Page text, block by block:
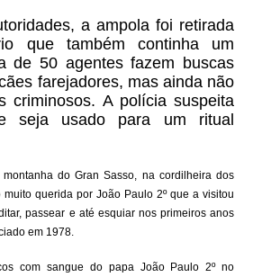
a ampola foi retirada
que também continha um
de 50 agentes fazem buscas
farejadores, mas ainda não
criminosos. A polícia suspeita
seja usado para um ritual
do Gran Sasso, na cordilheira dos
querida por João Paulo 2º que a visitou
passear e até esquiar nos primeiros anos
em 1978.
com sangue do papa João Paulo 2º no